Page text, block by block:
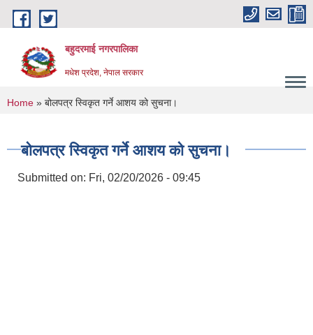
Skip to main content
बहुदरमाई नगरपालिका
मधेश प्रदेश, नेपाल सरकार
You are here
Home » बोलपत्र स्विकृत गर्ने आशय को सुचना।
बोलपत्र स्विकृत गर्ने आशय को सुचना।
Submitted on: Fri, 02/20/2026 - 09:45